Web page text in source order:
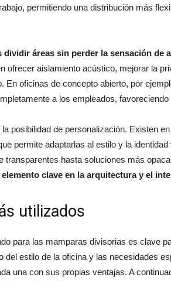
permitiendo una distribución más
áreas sin perder la sensación de
ofrecer aislamiento acústico, mejorar la
En oficinas de concepto abierto, por
a los empleados,
posibilidad de personalización. Existen
permite adaptarlas al estilo y la
transparentes hasta soluciones más
clave en la arquitectura y el
utilizados
para las mamparas divisorias es clave
del estilo de la oficina y las necesidades
una con sus propias ventajas. A